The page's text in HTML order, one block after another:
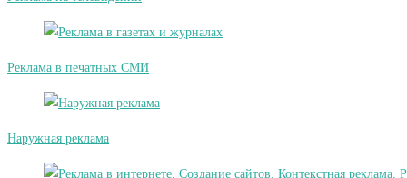
Реклама в печатных СМИ
Наружная реклама